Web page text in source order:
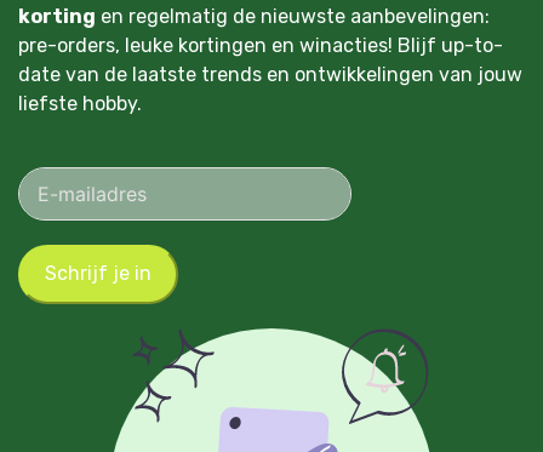
korting en regelmatig de nieuwste aanbevelingen:
pre-orders, leuke kortingen en winacties! Blijf up-to-
date van de laatste trends en ontwikkelingen van jouw
liefste hobby.
Schrijf je in